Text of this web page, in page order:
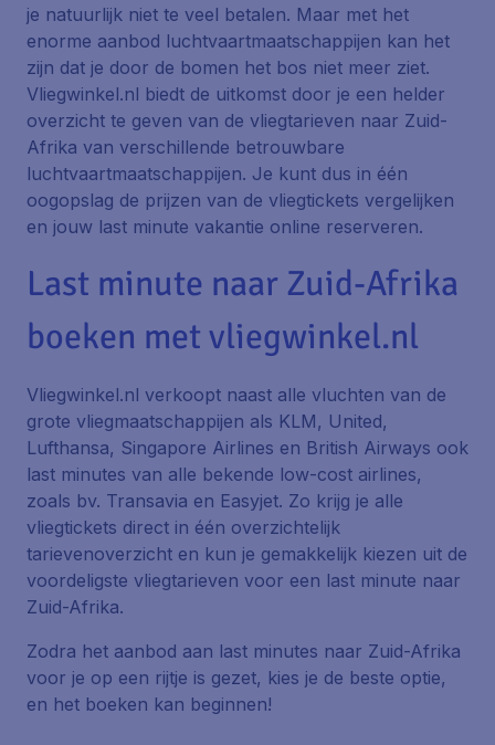
je natuurlijk niet te veel betalen. Maar met het
enorme aanbod luchtvaartmaatschappijen kan het
zijn dat je door de bomen het bos niet meer ziet.
Vliegwinkel.nl biedt de uitkomst door je een helder
overzicht te geven van de vliegtarieven naar Zuid-
Afrika van verschillende betrouwbare
luchtvaartmaatschappijen. Je kunt dus in één
oogopslag de prijzen van de vliegtickets vergelijken
en jouw last minute vakantie online reserveren.
Last minute naar Zuid-Afrika
boeken met vliegwinkel.nl
Vliegwinkel.nl verkoopt naast alle vluchten van de
grote vliegmaatschappijen als KLM, United,
Lufthansa, Singapore Airlines en British Airways ook
last minutes van alle bekende low-cost airlines,
zoals bv. Transavia en Easyjet. Zo krijg je alle
vliegtickets direct in één overzichtelijk
tarievenoverzicht en kun je gemakkelijk kiezen uit de
voordeligste vliegtarieven voor een last minute naar
Zuid-Afrika.
Zodra het aanbod aan last minutes naar Zuid-Afrika
voor je op een rijtje is gezet, kies je de beste optie,
en het boeken kan beginnen!